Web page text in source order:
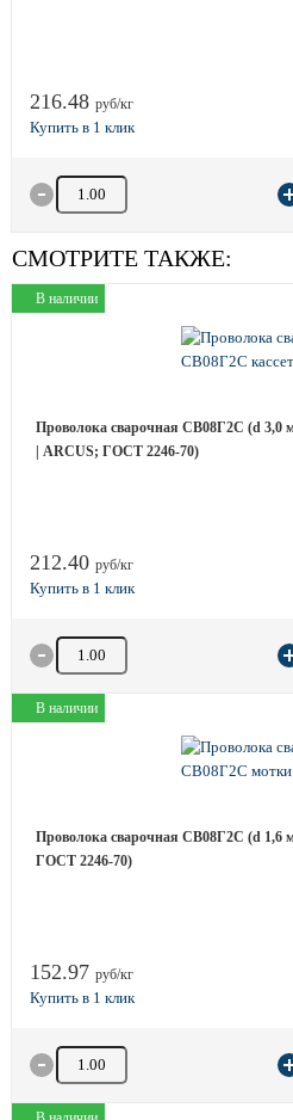
216.48 руб/кг
Количество товара
СМОТРИТЕ ТАКЖЕ:
В наличии
Проволока сварочная СВ08Г2С (d 3,0
| ARCUS; ГОСТ 2246-70)
212.40 руб/кг
Количество товара
В наличии
Проволока сварочная СВ08Г2С (d
ГОСТ 2246-70)
152.97 руб/кг
Количество товара